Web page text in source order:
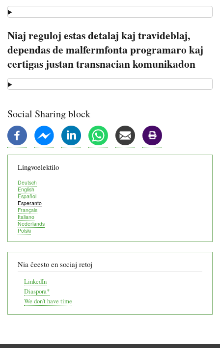
Niaj reguloj estas detalaj kaj travideblaj,
dependas de malfermfonta programaro kaj
certigas justan transnacian komunikadon
Social Sharing block
Lingvoelektilo
Deutsch
English
Español
Esperanto
Français
Italiano
Nederlands
Polski
Nia ĉeesto en sociaj retoj
LinkedIn
Diaspora*
We don't have time